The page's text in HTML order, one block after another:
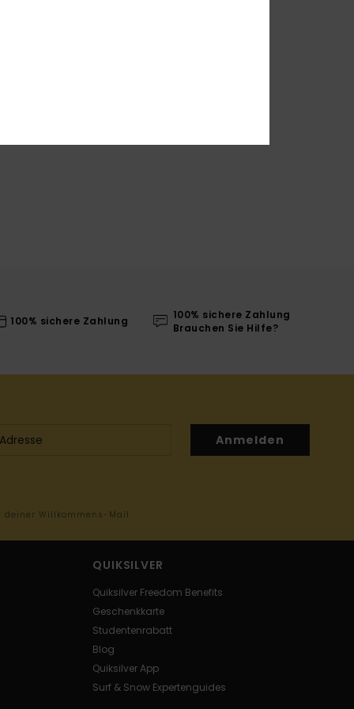
100% sichere Zahlung
100% sichere Zahlung
Brauchen Sie Hilfe?
Anmelden
Willkommens-Mail
QUIKSILVER
Quiksilver Freedom Benefits
Geschenkkarte
Studentenrabatt
Blog
Quiksilver App
Surf & Snow Expertenguides